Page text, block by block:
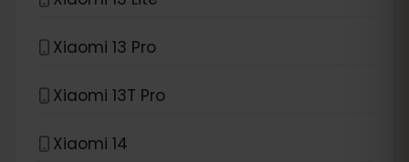
Xiaomi 13 Pro
Xiaomi 13T Pro
Xiaomi 14